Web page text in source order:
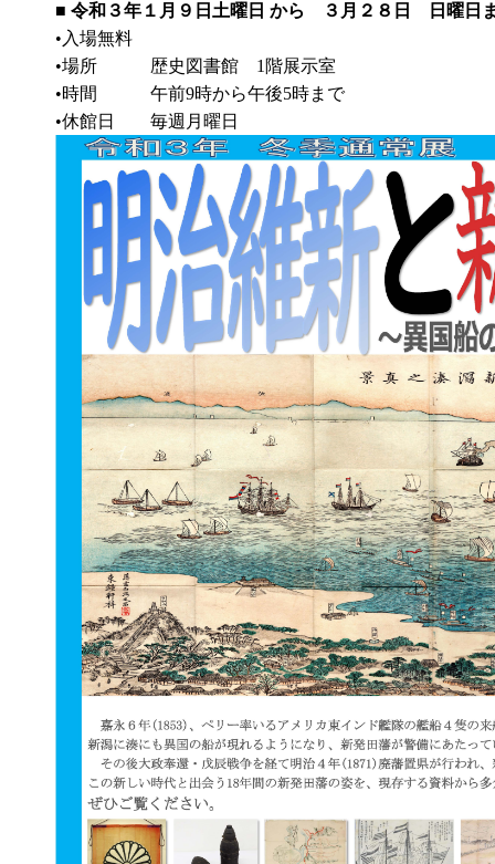
■ 令和３年１月９日土曜日 から ３月２８日 日曜日
•入場無料
•場所 歴史図書館 1階展示室
•時間 午前9時から午後5時まで
•休館日 毎週月曜日